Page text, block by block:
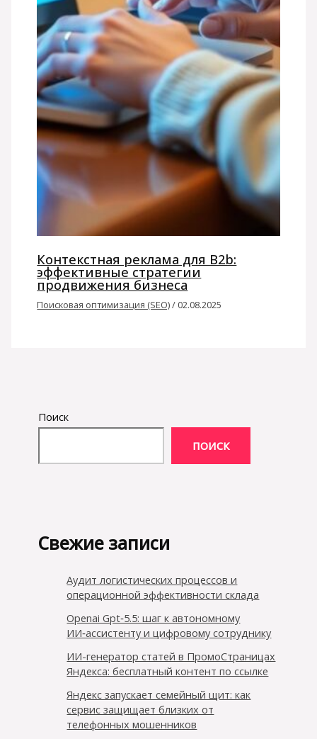
Контекстная реклама для B2b:
эффективные стратегии
продвижения бизнеса
Поисковая оптимизация (SEO)/ 02.08.2025
Поиск
ПОИСК
Свежие записи
Аудит логистических процессов и
операционной эффективности склада
Openai Gpt‑5.5: шаг к автономному
ИИ‑ассистенту и цифровому сотруднику
ИИ-генератор статей в ПромоСтраницах
Яндекса: бесплатный контент по ссылке
Яндекс запускает семейный щит: как
сервис защищает близких от
телефонных мошенников